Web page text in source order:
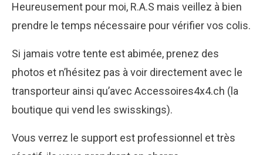
Heureusement pour moi, R.A.S mais veillez à bien
prendre le temps nécessaire pour vérifier vos colis.
Si jamais votre tente est abimée, prenez des
photos et n’hésitez pas à voir directement avec le
transporteur ainsi qu’avec Accessoires4x4.ch (la
boutique qui vend les swisskings).
Vous verrez le support est professionnel et très